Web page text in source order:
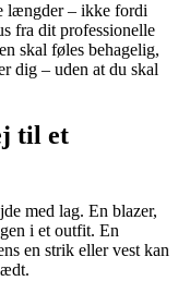
længder – ikke fordi
fra dit professionelle
skal føles behagelig,
dig – uden at du skal
til et
med lag. En blazer,
i et outfit. En
en strik eller vest kan